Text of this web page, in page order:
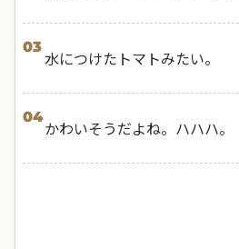
03
水につけたトマトみたい。
04
かわいそうだよね。ハハハ。